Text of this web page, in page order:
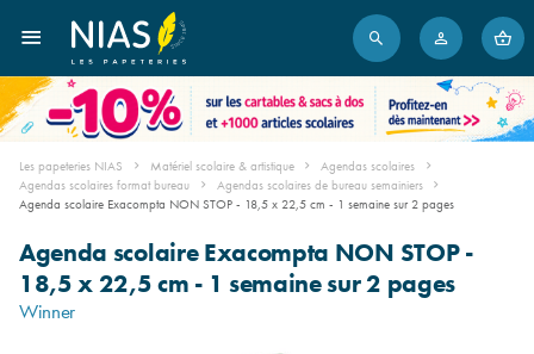
Les papeteries NIAS Matériel scolaire & artistique
Agendas scolaires
Agendas scolaires format bureau
Agendas scolaires de bureau semainiers
Agenda scolaire Exacompta NON STOP - 18,5 x 22,5 cm - 1 semaine sur 2 pages
Agenda scolaire Exacompta NON STOP -
18,5 x 22,5 cm - 1 semaine sur 2 pages
Winner